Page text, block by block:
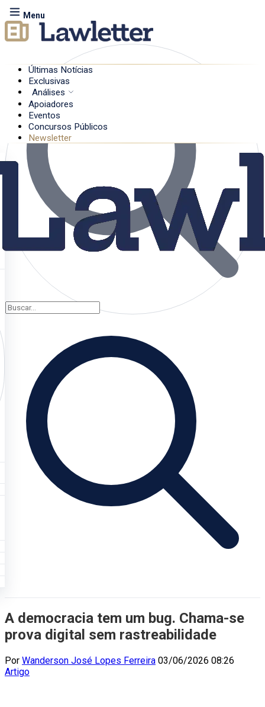
Menu
Últimas Notícias
Exclusivas
Análises
Apoiadores
Eventos
Concursos Públicos
Newsletter
A democracia tem um bug. Chama-se
prova digital sem rastreabilidade
Por Wanderson José Lopes Ferreira 03/06/2026 08:26
Artigo